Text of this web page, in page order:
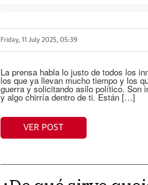
Friday, 11 July 2025, 05:39
La prensa habla lo justo de todos los
los que ya llevan mucho tiempo y los
guerra y solicitando asilo político. Son
y algo chirría dentro de ti. Están […]
VER POST